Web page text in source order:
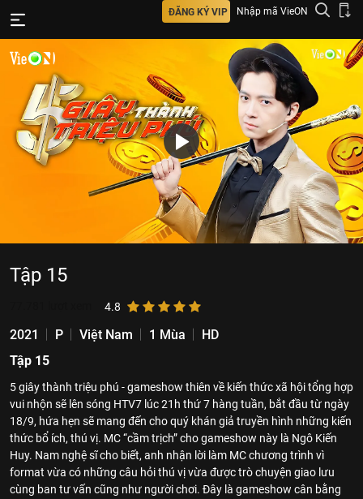
ĐĂNG KÝ VIP Nhập mã VieON
Tập 15
4.8
2021 P Việt Nam 1 Mùa
HD
Tập 15
5 giây thành triệu phú - gameshow thiên về kiến thức xã hội tổng hợp
vui nhộn sẽ lên sóng HTV7 lúc 21h thứ 7 hàng tuần, bắt đầu từ ngày
18/9, hứa hẹn sẽ mang đến cho quý khán giả truyền hình những kiến
thức bổ ích, thú vị. MC “cầm trịch” cho gameshow này là Ngô Kiến
Huy. Nam nghệ sĩ cho biết, anh nhận lời làm MC chương trình vì
format vừa có những câu hỏi thú vị vừa được trò chuyện giao lưu
cùng ban tư vấn cũng như người chơi. Đây là gameshow cân bằng